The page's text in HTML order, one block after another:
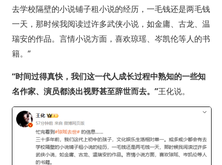
去学校隔壁的小说铺子租小说的经历，一毛钱还是两毛钱
一天，那时候我阅读过许多武侠小说，如金庸、古龙、温
瑞安的作品。言情小说方面，喜欢琼瑶、岑凯伦等人的书
籍。”
“时间过得真快，我们这一代人成长过程中熟知的一些知
名作家、演员都淡出视野甚至辞世而去。”王化说。